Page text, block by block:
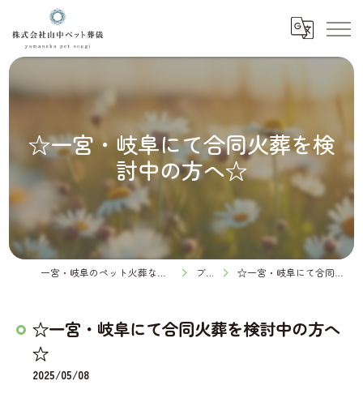
☆一宮・岐阜にて合同火葬を検
討中の方へ☆
ブログ ☆一宮・岐阜にて合同火葬を検討中の方へ☆
☆一宮・岐阜にて合同火葬を検討中の方へ
☆
2025/05/08